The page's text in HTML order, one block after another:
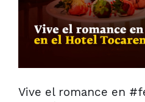
Vive el romance en